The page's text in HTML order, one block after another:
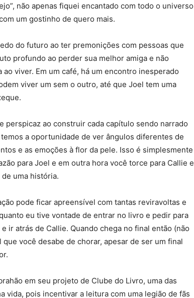
não apenas fiquei encantado com todo o universo
um gostinho de quero mais.
do futuro ao ter premonições com pessoas que
profundo ao perder sua melhor amiga e não
viver. Em um café, há um encontro inesperado
viver um sem o outro, até que Joel tem uma
ao construir cada capítulo sendo narrado
a oportunidade de ver ângulos diferentes de
e as emoções à flor da pele. Isso é simplesmente
para Joel e em outra hora você torce para Callie e
uma história.
pode ficar apreensível com tantas reviravoltas e
eu tive vontade de entrar no livro e pedir para
ir atrás de Callie. Quando chega no final então (não
você desabe de chorar, apesar de ser um final
em seu projeto de Clube do Livro, uma das
vida, pois incentivar a leitura com uma legião de fãs